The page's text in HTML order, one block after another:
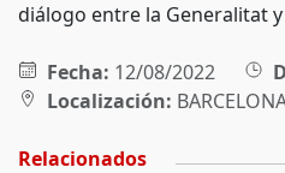
diálogo entre la Generalitat
Fecha: 12/08/2022
Localización:
Relacionados